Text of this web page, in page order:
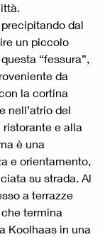
dal
un piccolo
“fessura”,
da
la cortina
nell’atrio del
e alla
è una
e orientamento,
su strada. Al
a terrazze
termina
Koolhaas in una